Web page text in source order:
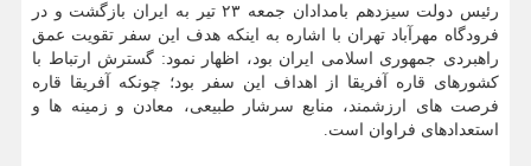
رئیس دولت سیزدهم بامدادان جمعه ۲۳ تیر به ایران بازگشت و در
فرودگاه مهرآباد تهران با اشاره به اینکه هدف این سفر تقویت عمق
راهبردی جمهوری اسلامی ایران بود، اظهار نمود: گسترش ارتباط با
کشورهای قاره آفریقا از اهداف این سفر بود؛ چونکه آفریقا قاره
فرصت های ارزشمند، منابع سرشار طبیعی، معادن و زمینه ها و
استعدادهای فراوان است.